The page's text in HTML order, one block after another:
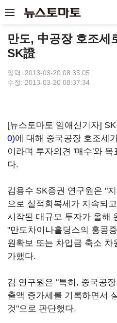
만도, 中공장 호조세
SK證
입력: 2013-03-20 08:35:05
수정: 2013-03-20 08:37:34
[뉴스토마토 임애신기자]
0)에 대해 중국공장 호조세
이라며 투자의견 '매수'와
다.
김용수 SK증권 연구원은 "
으로 실적회복세가 지속되
시작된 대규모 투자가 올해
"만도차이나홀딩스의 홍콩
원확보 또는 차입금 축소 차
가했다.
김 연구원은 "특히, 중국공
출액 증가세를 기록하면서
것"으로 판단했다.